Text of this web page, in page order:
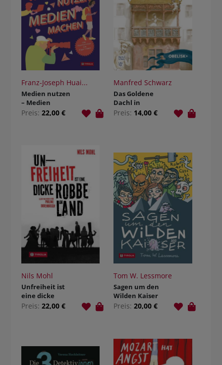
Franz-Joseph Huai...
Medien nutzen
– Medien
machen
Preis: 22,00 €
Manfred Schwarz
Das Goldene
Dachl in
Innsbruck
Preis: 14,00 €
Nils Mohl
Unfreiheit ist
eine dicke
Robbe an Land
Preis: 22,00 €
Tom W. Lessmore
Sagen um den
Wilden Kaiser
Preis: 20,00 €